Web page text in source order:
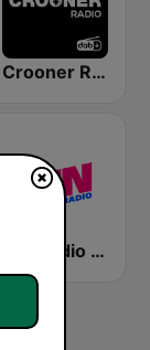
Crooner Radio
Fun Radio FRANCE